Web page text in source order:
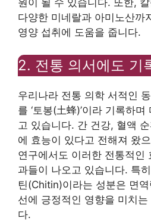
다양한 미네랄과 아미노산까
영양 섭취에 도움을 줍니다.
2. 전통 의서에도 기
우리나라 전통 의학 서적인
를 ‘토봉(土蜂)’이라 기록하
고 있습니다. 간 건강, 혈액
에 효능이 있다고 전해져 왔
연구에서도 이러한 전통적인
과들이 나오고 있습니다. 특
틴(Chitin)이라는 성분은 면
선에 긍정적인 영향을 미치
다.